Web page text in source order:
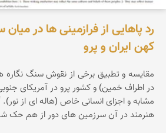
رد پاهایی از فرازمینی ها در
کهن ایران و پرو
مقایسه و تطبیق برخی از نقوش سنگ نگاره
در اطراف خمین) و کشور پرو در آمریکای
مشابه و اجزای انسانی خاص (هاله ای از
هنرمند در آن سرزمین های دور از هم حک